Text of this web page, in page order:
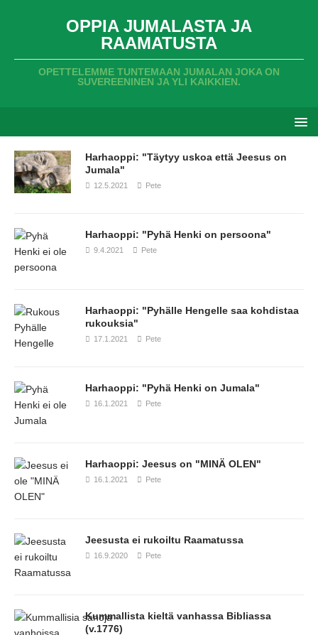
OPPIA JUMALASTA JA
RAAMATUSTA
OPETTELEMME TUNTEMAAN JUMALAN JOKA ON
SUVEREENINEN JA YLI KAIKKIEN.
Harhaoppi: "Täytyy uskoa että Jeesus on
Jumala"
12.5.2021 Pete
Harhaoppi: "Pyhä Henki on persoona"
9.4.2021 Pete
Harhaoppi: "Pyhälle Hengelle saa kohdistaa
rukouksia"
17.1.2021 Pete
Harhaoppi: "Pyhä Henki on Jumala"
16.1.2021 Pete
Harhaoppi: Jeesus on "MINÄ OLEN"
16.1.2021 Pete
Jeesusta ei rukoiltu Raamatussa
16.9.2020 Pete
Kummallista kieltä vanhassa Bibliassa
(v.1776)